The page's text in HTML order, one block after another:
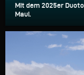
Mit dem 2025er
Maui.